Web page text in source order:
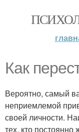
Как
Вероятно, самый
неприемлемой
своей личности.
тех, кто постоянно